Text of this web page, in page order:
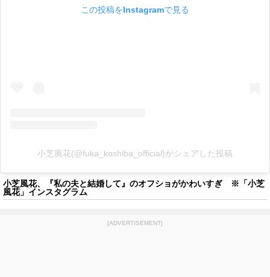
この投稿をInstagramで見る
小芝風花(@fuka_koshiba_official)がシェアした投稿
小芝風花、『私の夫と結婚して』のオフショがかわいすぎ ※「小芝
風花」インスタグラム
[ADVERTISEMENT]